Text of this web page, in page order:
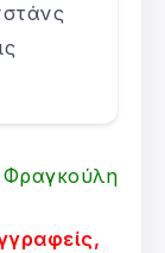
Φραγκούλη